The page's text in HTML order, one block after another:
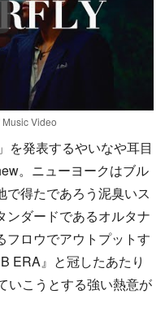
Music Video
を発表するやいなや耳目
。ニューヨークはブル
で得たであろう泥臭いス
ンダードであるオルタナ
フロウでアウトプットす
ERA』と冠したあたり
いこうとする強い熱意が